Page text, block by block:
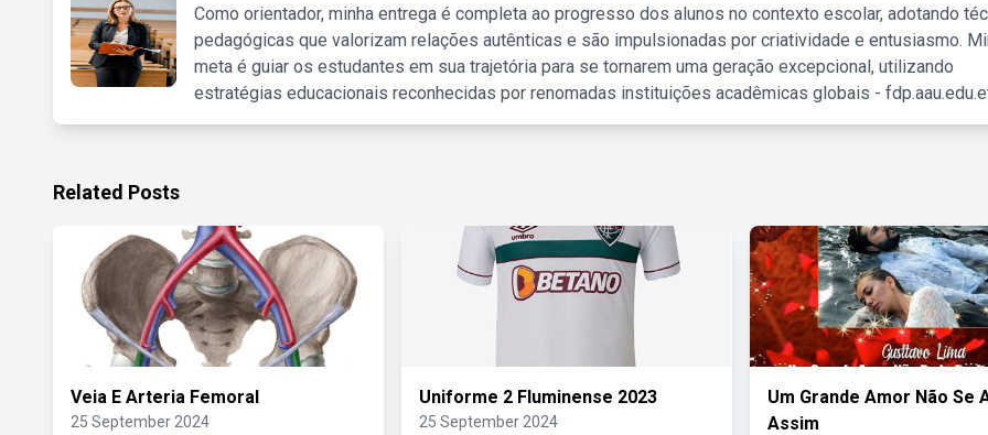
Como orientador, minha entrega é completa ao progresso dos alunos no contexto escolar, adotando
pedagógicas que valorizam relações autênticas e são impulsionadas por criatividade e entusiasmo.
meta é guiar os estudantes em sua trajetória para se tornarem uma geração excepcional, utilizando
estratégias educacionais reconhecidas por renomadas instituições acadêmicas globais -
Related Posts
Veia E Arteria Femoral
25 September 2024
Uniforme 2 Fluminense 2023
25 September 2024
Um Grande Amor Não Se
Assim